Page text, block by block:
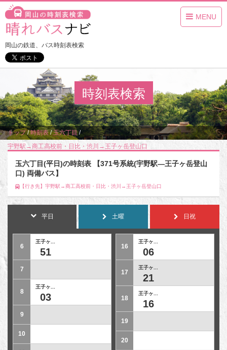
MENU
岡山の鉄道、バス時刻表検索
時刻表検索
トップ/時刻表/玉六丁目/
宇野駅→商工高校前・日比・渋川→王子ヶ岳登山口
玉六丁目(平日)の時刻表 【371号系統(宇野駅―王子ヶ岳登山
口) 両備バス】
【行き先】宇野駅→商工高校前・日比・渋川→王子ヶ岳登山口
平日 土曜 日祝
6
王子ヶ...
51
7
8
王子ヶ...
03
9
10
16
王子ヶ...
06
17
王子ヶ...
21
18
王子ヶ...
16
19
20